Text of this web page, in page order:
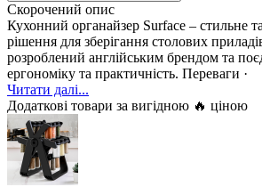
Скорочений опис
Кухонний органайзер Surface – стильне
рішення для зберігання столових
розроблений англійським брендом та
ергономіку та практичність.
Читати далі...
Додаткові товари за вигідною 🔥 ціною